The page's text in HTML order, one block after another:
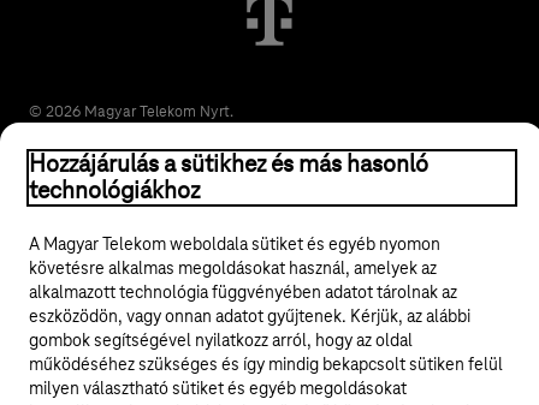
© 2026 Magyar Telekom Nyrt.
Jogi tudnivalók
Adatvédelem
Felhívások
Hírlevél
Hozzájárulás a sütikhez és más hasonló
technológiákhoz
A Magyar Telekom weboldala sütiket és egyéb nyomon
követésre alkalmas megoldásokat használ, amelyek az
alkalmazott technológia függvényében adatot tárolnak az
eszközödön, vagy onnan adatot gyűjtenek. Kérjük, az alábbi
gombok segítségével nyilatkozz arról, hogy az oldal
működéséhez szükséges és így mindig bekapcsolt sütiken felül
milyen választható sütiket és egyéb megoldásokat